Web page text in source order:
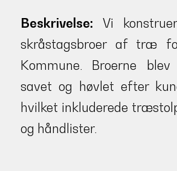
Beskrivelse: Vi
skråstagsbroer af træ
Kommune. Broerne
savet og høvlet efter
hvilket inkluderede
og håndlister.